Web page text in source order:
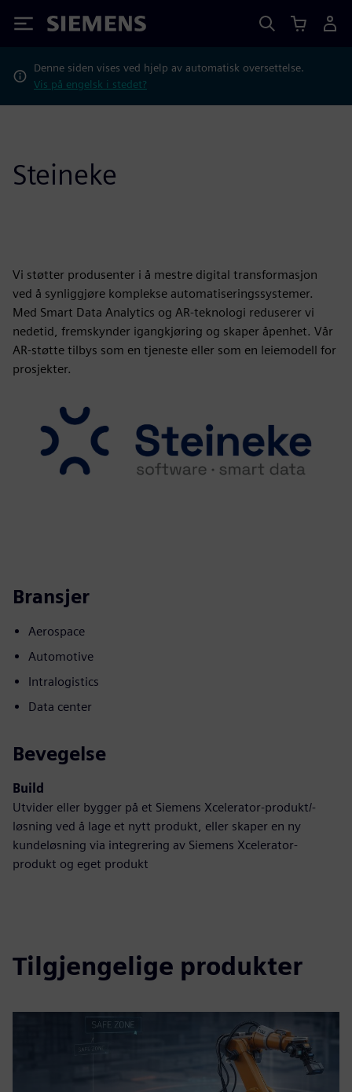
Siemens
Denne siden vises ved hjelp av automatisk oversettelse.
Vis på engelsk i stedet?
Steineke
Vi støtter produsenter i å mestre digital transformasjon
ved å synliggjøre komplekse automatiseringssystemer.
Med Smart Data Analytics og AR-teknologi reduserer vi
nedetid, fremskynder igangkjøring og skaper åpenhet. Vår
AR-støtte tilbys som en tjeneste eller som en leiemodell for
prosjekter.
Bransjer
Aerospace
Automotive
Intralogistics
Data center
Bevegelse
Build
Utvider eller bygger på et Siemens Xcelerator-produkt/-
løsning ved å lage et nytt produkt, eller skaper en ny
kundeløsning via integrering av Siemens Xcelerator-
produkt og eget produkt
Tilgjengelige produkter